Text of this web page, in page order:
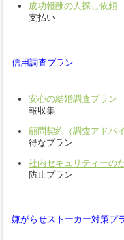
成功報酬の人探し依頼
支払い
信用調査プラン
安心の結婚調査プラン
報収集
顧問契約（調査アドバ
得なプラン
社内セキュリティーの
防止プラン
嫌がらせストーカー対策プ